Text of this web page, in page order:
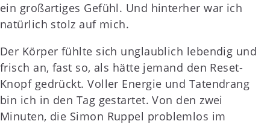
ein großartiges Gefühl. Und hinterher war ich
natürlich stolz auf mich.
Der Körper fühlte sich unglaublich lebendig und
frisch an, fast so, als hätte jemand den Reset-
Knopf gedrückt. Voller Energie und Tatendrang
bin ich in den Tag gestartet. Von den zwei
Minuten, die Simon Ruppel problemlos im